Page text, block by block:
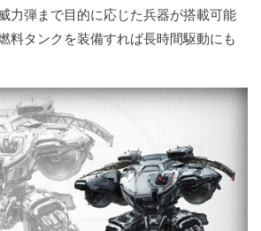
力弾まで目的に応じた兵器が搭載可能
料タンクを装備すれば長時間駆動にも